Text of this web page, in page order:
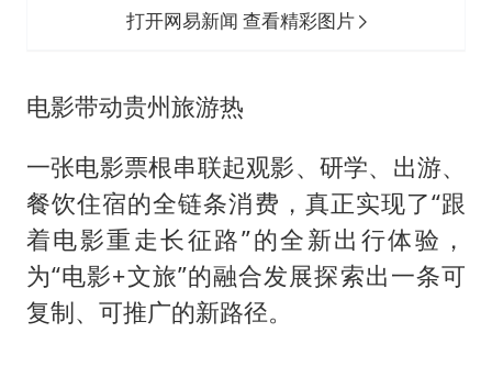
打开网易新闻 查看精彩图片
电影带动贵州旅游热
一张电影票根串联起观影、研学、出游、
餐饮住宿的全链条消费，真正实现了“跟
着电影重走长征路”的全新出行体验，
为“电影+文旅”的融合发展探索出一条可
复制、可推广的新路径。